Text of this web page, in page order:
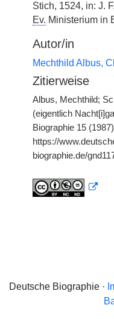
Stich, 1524, in: J.
Ev. Ministerium in
Autor/in
Mechthild Albus,
Zitierweise
Albus, Mechthild;
(eigentlich
Biographie 15
https://
biographie.de/
Deutsche Biographie ·